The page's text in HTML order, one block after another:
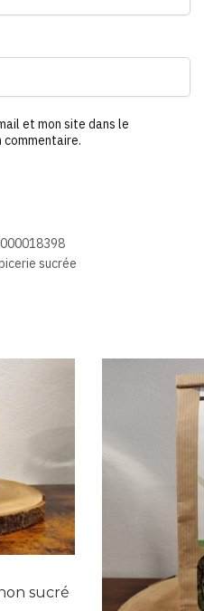
et mon site dans le
commentaire.
sucrée
sucré